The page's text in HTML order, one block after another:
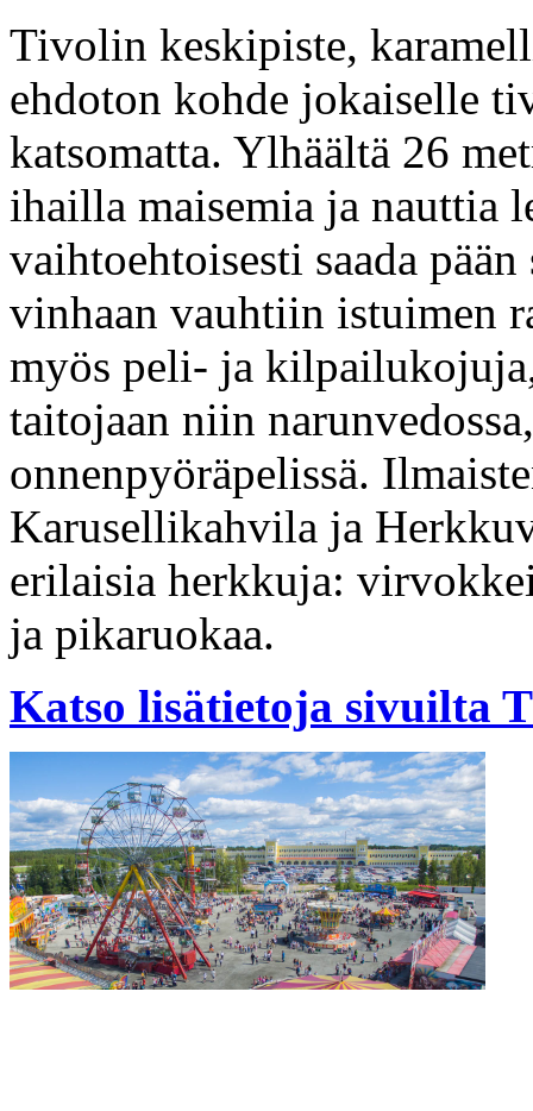
Tivolin keskipiste,
ehdoton kohde jokaiselle
katsomatta. Ylhäältä 26
ihailla maisemia ja nauttia
vaihtoehtoisesti saada
vinhaan vauhtiin istuimen
myös peli- ja
taitojaan niin
onnenpyöräpelissä.
Karusellikahvila ja
erilaisia herkkuja:
ja pikaruokaa.
Katso lisätietoja sivuilta